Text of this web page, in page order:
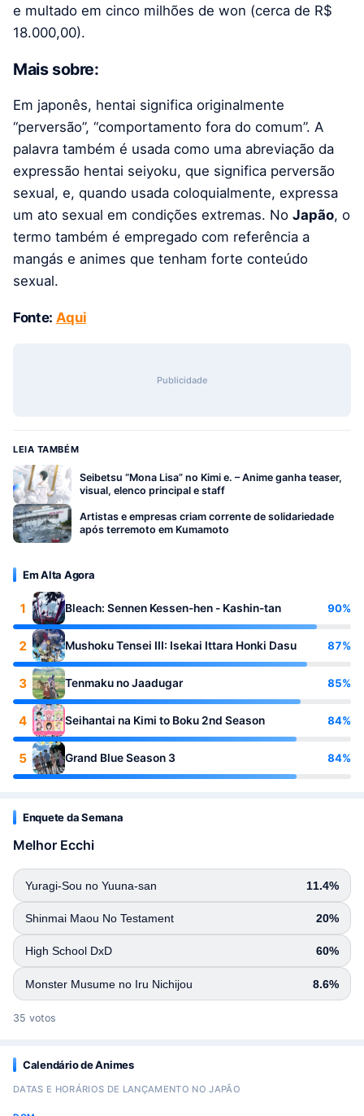
e multado em cinco milhões de won (cerca de R$
18.000,00).
Mais sobre:
Em japonês, hentai significa originalmente
“perversão”, “comportamento fora do comum”. A
palavra também é usada como uma abreviação da
expressão hentai seiyoku, que significa perversão
sexual, e, quando usada coloquialmente, expressa
um ato sexual em condições extremas. No Japão, o
termo também é empregado com referência a
mangás e animes que tenham forte conteúdo
sexual.
Fonte: Aqui
Publicidade
LEIA TAMBÉM
Seibetsu “Mona Lisa” no Kimi e. – Anime ganha teaser,
visual, elenco principal e staff
Artistas e empresas criam corrente de solidariedade
após terremoto em Kumamoto
Em Alta Agora
1 Bleach: Sennen Kessen-hen - Kashin-tan 90%
2 Mushoku Tensei III: Isekai Ittara Honki Dasu 87%
3 Tenmaku no Jaadugar 85%
4 Seihantai na Kimi to Boku 2nd Season 84%
5 Grand Blue Season 3 84%
Enquete da Semana
Melhor Ecchi
Yuragi-Sou no Yuuna-san 11.4%
Shinmai Maou No Testament 20%
High School DxD 60%
Monster Musume no Iru Nichijou 8.6%
35 votos
Calendário de Animes
DATAS E HORÁRIOS DE LANÇAMENTO NO JAPÃO